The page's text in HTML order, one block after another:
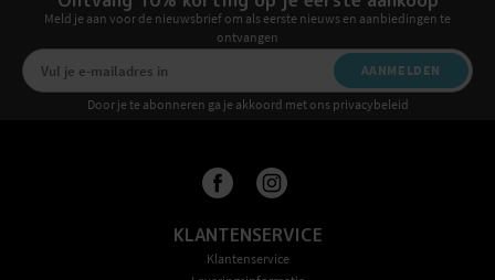
Meld je aan voor de nieuwsbrief om als eerste nieuws en aanbiedingen te
ontvangen
AANMELDEN
Door je te abonneren ga je akkoord met ons privacybeleid
KLANTENSERVICE
Klantenservice